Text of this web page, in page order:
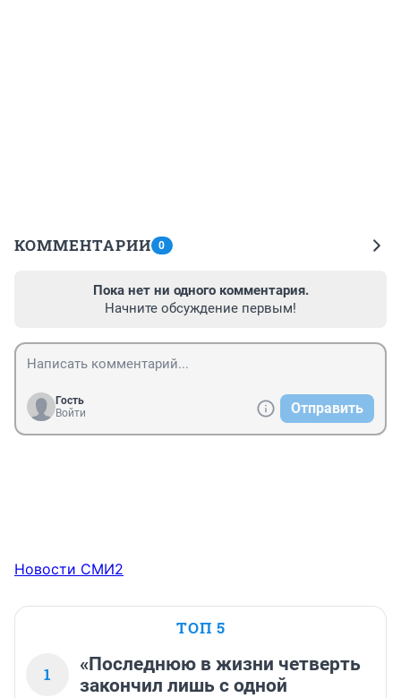
КОММЕНТАРИИ 0
Пока нет ни одного комментария.
Начните обсуждение первым!
Гость
Войти
Отправить
Новости СМИ2
ТОП 5
1
«Последнюю в жизни четверть
закончил лишь с одной